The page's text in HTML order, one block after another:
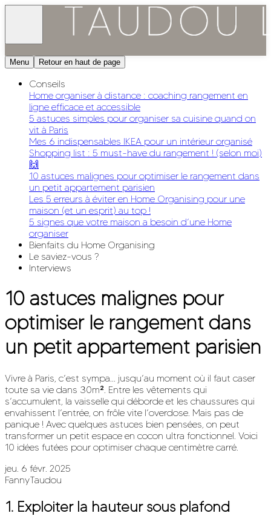
Menu Retour en haut de page
Conseils
Home organiser à distance : coaching rangement en
ligne efficace et accessible
5 astuces simples pour organiser sa cuisine quand on
vit à Paris
Mes 6 indispensables IKEA pour un intérieur organisé
Shopping list : 5 must-have du rangement ! (selon moi)
🙌
10 astuces malignes pour optimiser le rangement dans
un petit appartement parisien
Les 5 erreurs à éviter en Home Organising pour une
maison (et un esprit) au top !
5 signes que votre maison a besoin d’une Home
organiser
Bienfaits du Home Organising
Le saviez-vous ?
Interviews
10 astuces malignes pour
optimiser le rangement dans
un petit appartement parisien
Vivre à Paris, c’est sympa... jusqu’au moment où il faut caser
toute sa vie dans 30m². Entre les vêtements qui
s’accumulent, la vaisselle qui déborde et les chaussures qui
envahissent l’entrée, on frôle vite l’overdose. Mais pas de
panique ! Avec quelques astuces bien pensées, on peut
transformer un petit espace en cocon ultra fonctionnel. Voici
10 idées futées pour optimiser chaque centimètre carré.
jeu. 6 févr. 2025
FannyTaudou
1. Exploiter la hauteur sous plafond